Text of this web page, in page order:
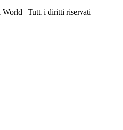
| Tutti i diritti riservati